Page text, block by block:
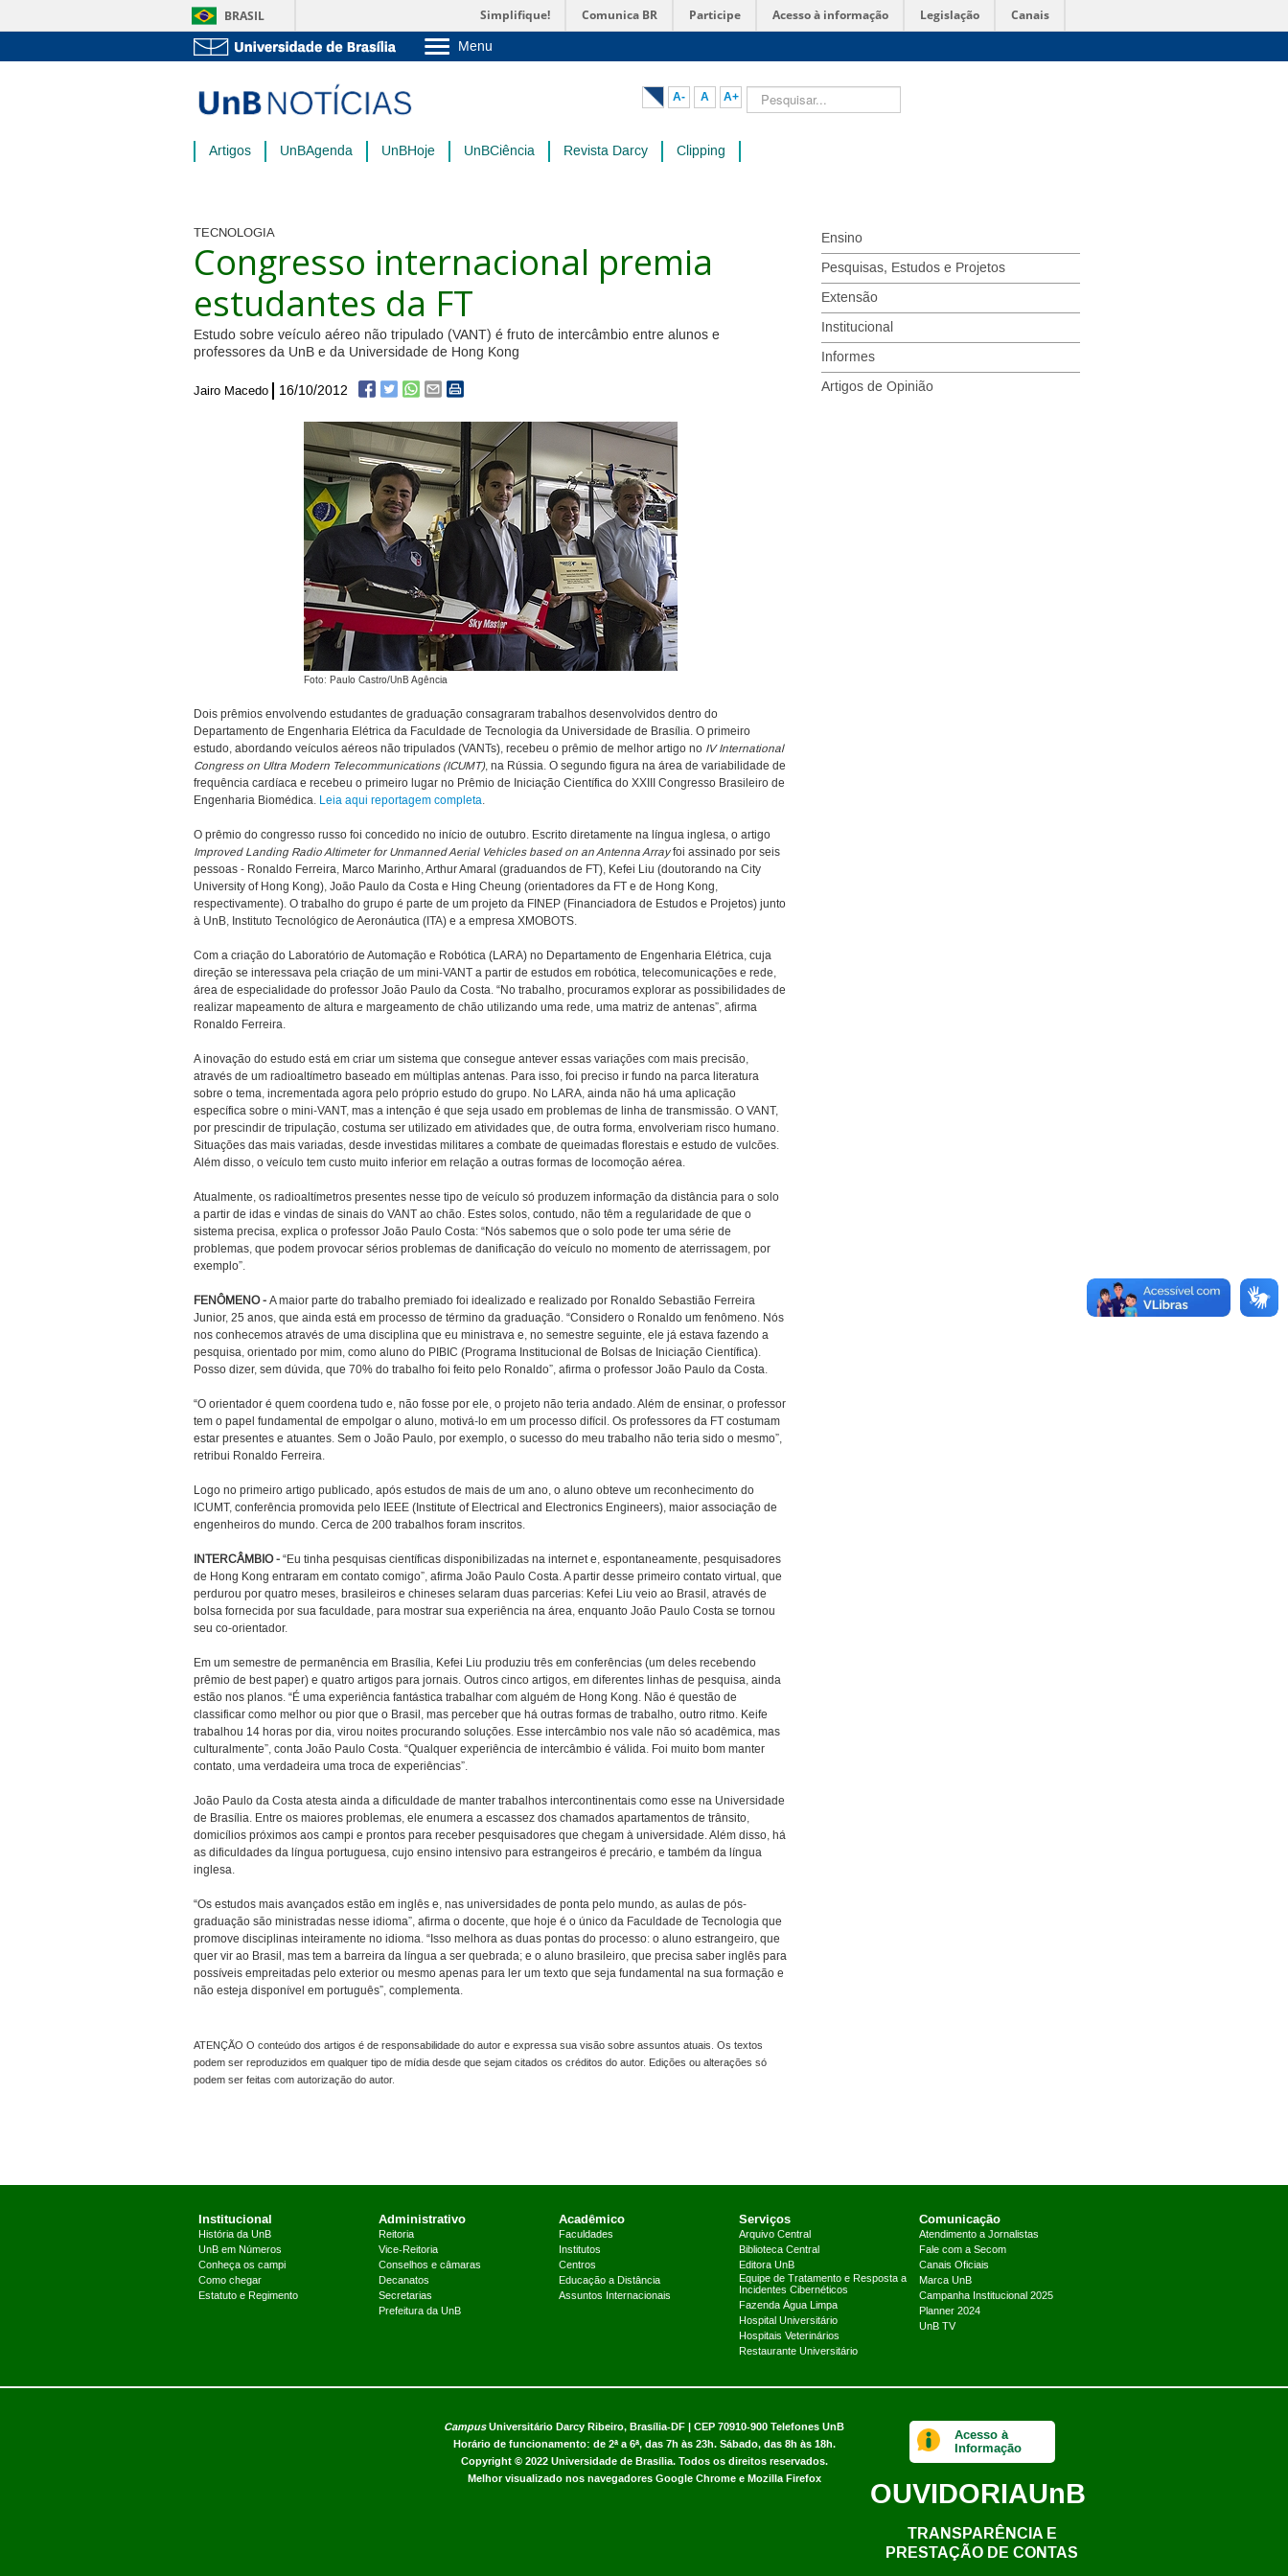
BRASIL Simplifique! Comunica BR Participe Acesso à informação Legislação Canais
Menu
Pós-Graduação
Administração
A- A A+ Pesquisar...
Artigos UnBAgenda UnBHoje UnBCiência Revista Darcy Clipping
TECNOLOGIA
Congresso internacional premia
estudantes da FT
Estudo sobre veículo aéreo não tripulado (VANT) é fruto de intercâmbio entre alunos e
professores da UnB e da Universidade de Hong Kong
Jairo Macedo 16/10/2012
Foto: Paulo Castro/UnB Agência
Dois prêmios envolvendo estudantes de graduação consagraram trabalhos desenvolvidos dentro do
Departamento de Engenharia Elétrica da Faculdade de Tecnologia da Universidade de Brasília. O primeiro
estudo, abordando veículos aéreos não tripulados (VANTs), recebeu o prêmio de melhor artigo no IV International
Congress on Ultra Modern Telecommunications (ICUMT), na Rússia. O segundo figura na área de variabilidade de
frequência cardíaca e recebeu o primeiro lugar no Prêmio de Iniciação Científica do XXIII Congresso Brasileiro de
Engenharia Biomédica. Leia aqui reportagem completa.
O prêmio do congresso russo foi concedido no início de outubro. Escrito diretamente na língua inglesa, o artigo
Improved Landing Radio Altimeter for Unmanned Aerial Vehicles based on an Antenna Arrayfoi assinado por seis
pessoas - Ronaldo Ferreira, Marco Marinho, Arthur Amaral (graduandos de FT), Kefei Liu (doutorando na City
University of Hong Kong), João Paulo da Costa e Hing Cheung (orientadores da FT e de Hong Kong,
respectivamente). O trabalho do grupo é parte de um projeto da FINEP (Financiadora de Estudos e Projetos) junto
à UnB, Instituto Tecnológico de Aeronáutica (ITA) e a empresa XMOBOTS.
Com a criação do Laboratório de Automação e Robótica (LARA) no Departamento de Engenharia Elétrica, cuja
direção se interessava pela criação de um mini-VANT a partir de estudos em robótica, telecomunicações e rede,
área de especialidade do professor João Paulo da Costa. “No trabalho, procuramos explorar as possibilidades de
realizar mapeamento de altura e margeamento de chão utilizando uma rede, uma matriz de antenas”, afirma
Ronaldo Ferreira.
A inovação do estudo está em criar um sistema que consegue antever essas variações com mais precisão,
através de um radioaltímetro baseado em múltiplas antenas. Para isso, foi preciso ir fundo na parca literatura
sobre o tema, incrementada agora pelo próprio estudo do grupo. No LARA, ainda não há uma aplicação
específica sobre o mini-VANT, mas a intenção é que seja usado em problemas de linha de transmissão. O VANT,
por prescindir de tripulação, costuma ser utilizado em atividades que, de outra forma, envolveriam risco humano.
Situações das mais variadas, desde investidas militares a combate de queimadas florestais e estudo de vulcões.
Além disso, o veículo tem custo muito inferior em relação a outras formas de locomoção aérea.
Atualmente, os radioaltímetros presentes nesse tipo de veículo só produzem informação da distância para o solo
a partir de idas e vindas de sinais do VANT ao chão. Estes solos, contudo, não têm a regularidade de que o
sistema precisa, explica o professor João Paulo Costa: “Nós sabemos que o solo pode ter uma série de
problemas, que podem provocar sérios problemas de danificação do veículo no momento de aterrissagem, por
exemplo”.
FENÔMENO - A maior parte do trabalho premiado foi idealizado e realizado por Ronaldo Sebastião Ferreira
Junior, 25 anos, que ainda está em processo de término da graduação. “Considero o Ronaldo um fenômeno. Nós
nos conhecemos através de uma disciplina que eu ministrava e, no semestre seguinte, ele já estava fazendo a
pesquisa, orientado por mim, como aluno do PIBIC (Programa Institucional de Bolsas de Iniciação Científica).
Posso dizer, sem dúvida, que 70% do trabalho foi feito pelo Ronaldo”, afirma o professor João Paulo da Costa.
“O orientador é quem coordena tudo e, não fosse por ele, o projeto não teria andado. Além de ensinar, o professor
tem o papel fundamental de empolgar o aluno, motivá-lo em um processo difícil. Os professores da FT costumam
estar presentes e atuantes. Sem o João Paulo, por exemplo, o sucesso do meu trabalho não teria sido o mesmo”,
retribui Ronaldo Ferreira.
Logo no primeiro artigo publicado, após estudos de mais de um ano, o aluno obteve um reconhecimento do
ICUMT, conferência promovida pelo IEEE (Institute of Electrical and Electronics Engineers), maior associação de
engenheiros do mundo. Cerca de 200 trabalhos foram inscritos.
INTERCÂMBIO - “Eu tinha pesquisas científicas disponibilizadas na internet e, espontaneamente, pesquisadores
de Hong Kong entraram em contato comigo”, afirma João Paulo Costa. A partir desse primeiro contato virtual, que
perdurou por quatro meses, brasileiros e chineses selaram duas parcerias: Kefei Liu veio ao Brasil, através de
bolsa fornecida por sua faculdade, para mostrar sua experiência na área, enquanto João Paulo Costa se tornou
seu co-orientador.
Em um semestre de permanência em Brasília, Kefei Liu produziu três em conferências (um deles recebendo
prêmio de best paper) e quatro artigos para jornais. Outros cinco artigos, em diferentes linhas de pesquisa, ainda
estão nos planos. “É uma experiência fantástica trabalhar com alguém de Hong Kong. Não é questão de
classificar como melhor ou pior que o Brasil, mas perceber que há outras formas de trabalho, outro ritmo. Keife
trabalhou 14 horas por dia, virou noites procurando soluções. Esse intercâmbio nos vale não só acadêmica, mas
culturalmente”, conta João Paulo Costa. “Qualquer experiência de intercâmbio é válida. Foi muito bom manter
contato, uma verdadeira uma troca de experiências”.
João Paulo da Costa atesta ainda a dificuldade de manter trabalhos intercontinentais como esse na Universidade
de Brasília. Entre os maiores problemas, ele enumera a escassez dos chamados apartamentos de trânsito,
domicílios próximos aos campi e prontos para receber pesquisadores que chegam à universidade. Além disso, há
as dificuldades da língua portuguesa, cujo ensino intensivo para estrangeiros é precário, e também da língua
inglesa.
“Os estudos mais avançados estão em inglês e, nas universidades de ponta pelo mundo, as aulas de pós-
graduação são ministradas nesse idioma”, afirma o docente, que hoje é o único da Faculdade de Tecnologia que
promove disciplinas inteiramente no idioma. “Isso melhora as duas pontas do processo: o aluno estrangeiro, que
quer vir ao Brasil, mas tem a barreira da língua a ser quebrada; e o aluno brasileiro, que precisa saber inglês para
possíveis empreitadas pelo exterior ou mesmo apenas para ler um texto que seja fundamental na sua formação e
não esteja disponível em português”, complementa.
ATENÇÃO O conteúdo dos artigos é de responsabilidade do autor e expressa sua visão sobre assuntos atuais. Os textos
podem ser reproduzidos em qualquer tipo de mídia desde que sejam citados os créditos do autor. Edições ou alterações só
podem ser feitas com autorização do autor.
Ensino
Pesquisas, Estudos e Projetos
Extensão
Institucional
Informes
Artigos de Opinião
Institucional
História da UnB
UnB em Números
Conheça os campi
Como chegar
Estatuto e Regimento
Administrativo
Reitoria
Vice-Reitoria
Conselhos e câmaras
Decanatos
Secretarias
Prefeitura da UnB
Acadêmico
Faculdades
Institutos
Centros
Educação a Distância
Assuntos Internacionais
Serviços
Arquivo Central
Biblioteca Central
Editora UnB
Equipe de Tratamento e Resposta a
Incidentes Cibernéticos
Fazenda Água Limpa
Hospital Universitário
Hospitais Veterinários
Restaurante Universitário
Comunicação
Atendimento a Jornalistas
Fale com a Secom
Canais Oficiais
Marca UnB
Campanha Institucional 2025
Planner 2024
UnB TV
CampusUniversitário Darcy Ribeiro, Brasília-DF | CEP 70910-900 Telefones UnB
Horário de funcionamento: de 2ª a 6ª, das 7h às 23h. Sábado, das 8h às 18h.
Copyright © 2022 Universidade de Brasília. Todos os direitos reservados.
Melhor visualizado nos navegadores Google Chrome e Mozilla Firefox
Acesso à
Informação
OUVIDORIAUnB
TRANSPARÊNCIA E
PRESTAÇÃO DE CONTAS